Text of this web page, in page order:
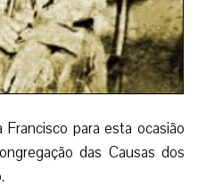
para esta ocasião
das Causas dos